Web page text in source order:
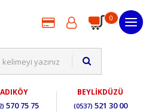
0
570 75 75
BEYLİKDÜZÜ
(0537) 521 30 00